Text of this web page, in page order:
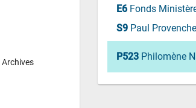
Archives
E6
S9 Paul
P523 Philomène